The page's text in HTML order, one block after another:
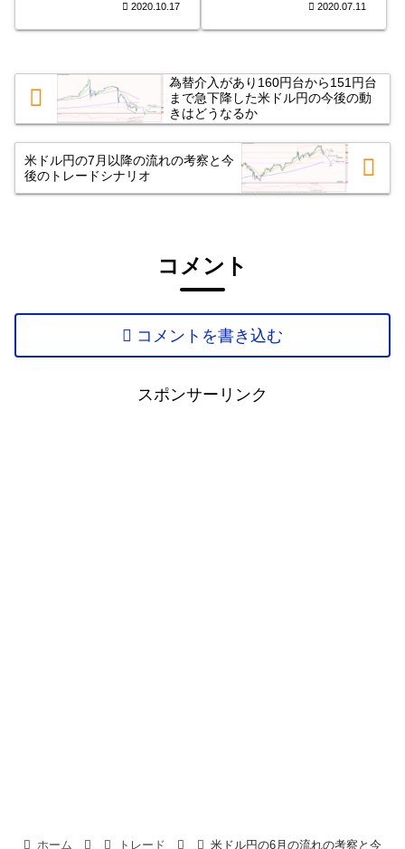
2020.10.17 2020.07.11
為替介入があり160円台から151円台
まで急下降した米ドル円の今後の動
きはどうなるか
米ドル円の7月以降の流れの考察と今
後のトレードシナリオ
コメント
コメントを書き込む
スポンサーリンク
ホーム トレード 米ドル円の6月の流れの考察と今